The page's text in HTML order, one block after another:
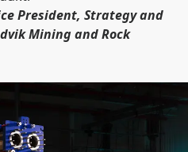
President, Strategy and
Mining and Rock